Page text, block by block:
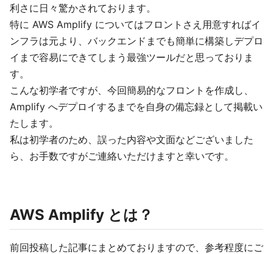
利さに日々驚かされております。
特に AWS Amplify についてはフロントさえ用意すればイ
ンフラは元より、バックエンドまでも簡単に構築しデプロ
イまで容易にできてしまう最強ツールだと思っておりま
す。
こんな初学者ですが、今回簡易的なフロントを作成し、
Amplify へデプロイするまでを自身の備忘録として掲載い
たします。
私は初学者のため、誤った内容や文面などございました
ら、お手数ですがご連絡いただけますと幸いです。
AWS Amplify とは？
前回投稿した記事にまとめておりますので、参考程度にご